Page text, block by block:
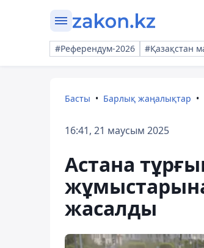
#Референдум-2026 #Қазақстан
Басты Барлық жаңалықтар
16:41, 21 маусым 2025
Астана
жасалды